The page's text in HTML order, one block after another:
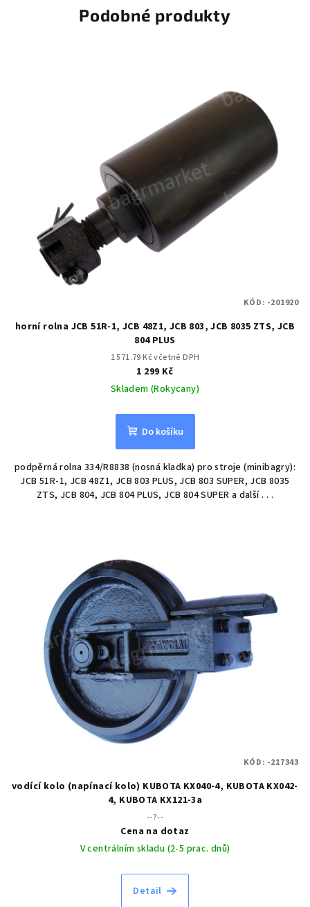
Podobné produkty
horní rolna JCB 51R-1, JCB 48Z1, JCB 803, JCB 8035 ZTS, JCB
804 PLUS
1 571.79 Kč včetně DPH
1 299 Kč
Skladem (Rokycany)
Do košíku
podpěrná rolna 334/R8838 (nosná kladka) pro stroje (minibagry):
JCB 51R-1, JCB 48Z1, JCB 803 PLUS, JCB 803 SUPER, JCB 8035
ZTS, JCB 804, JCB 804 PLUS, JCB 804 SUPER a další . . .
KÓD: -201920
vodící kolo (napínací kolo) KUBOTA KX040-4, KUBOTA KX042-
4, KUBOTA KX121-3a
--?--
Cena na dotaz
V centrálním skladu (2-5 prac. dnů)
Detail
KÓD: -217343